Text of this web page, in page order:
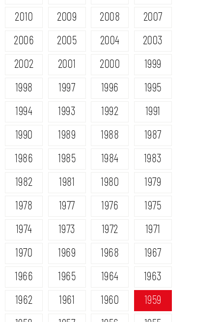
2010
2009 2008
2007
2006
2005 2004
2003
2002
2001 2000
1999
1998
1997 1996
1995
1994
1993 1992
1991
1990
1989 1988
1987
1986
1985 1984
1983
1982
1981 1980
1979
1978
1977 1976
1975
1974
1973 1972
1971
1970
1969 1968
1967
1966
1965 1964
1963
1962
1961 1960
1959